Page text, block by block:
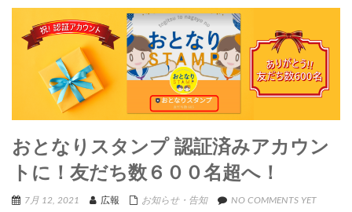
おとなりスタンプ 認証済みアカウン
トに！友だち数６００名超へ！
7月 12, 2021 広報 お知らせ・告知 NO COMMENTS YET